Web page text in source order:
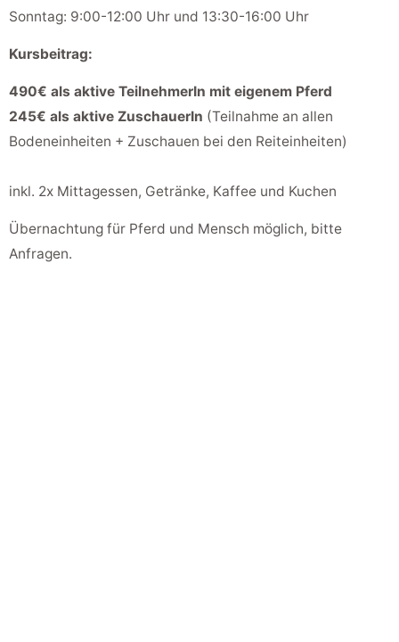
Sonntag: 9:00-12:00 Uhr und 13:30-16:00 Uhr
Kursbeitrag:
490€ als aktive TeilnehmerIn mit eigenem Pferd
245€ als aktive ZuschauerIn (Teilnahme an allen
Bodeneinheiten + Zuschauen bei den Reiteinheiten)
inkl. 2x Mittagessen, Getränke, Kaffee und Kuchen
Übernachtung für Pferd und Mensch möglich, bitte
Anfragen.